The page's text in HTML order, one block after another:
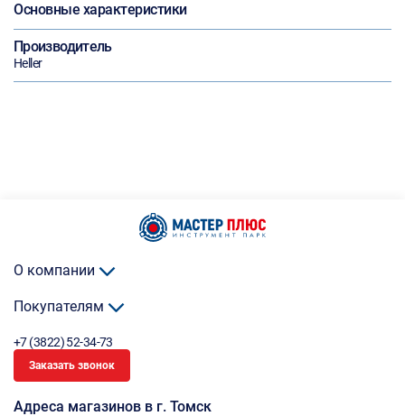
Основные характеристики
Производитель
Heller
О компании
Покупателям
+7 (3822) 52-34-73
Заказать звонок
Адреса магазинов в г. Томск